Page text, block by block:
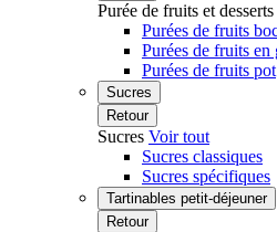
Purée de fruits et
Purées de fruits
Purées de fruits en
Purées de fruits pot
Sucres
Retour
Sucres Voir tout
Sucres classiques
Sucres spécifiques
Tartinables petit-déjeuner
Retour